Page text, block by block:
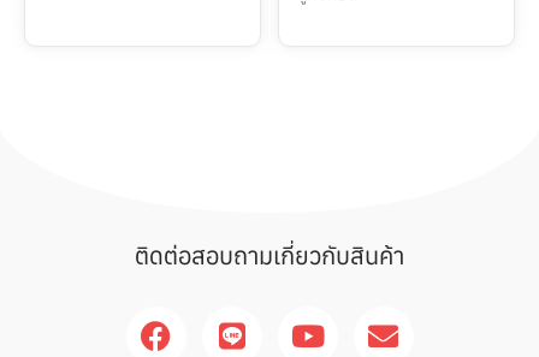
ติดต่อสอบถามเกี่ยวกับสินค้า
F L Y E